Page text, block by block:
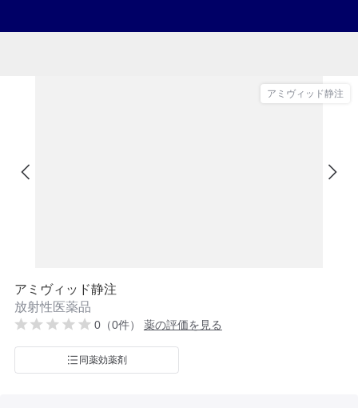
アミヴィッド静注
アミヴィッド静注
放射性医薬品
0（0件） 薬の評価を見る
同薬効薬剤